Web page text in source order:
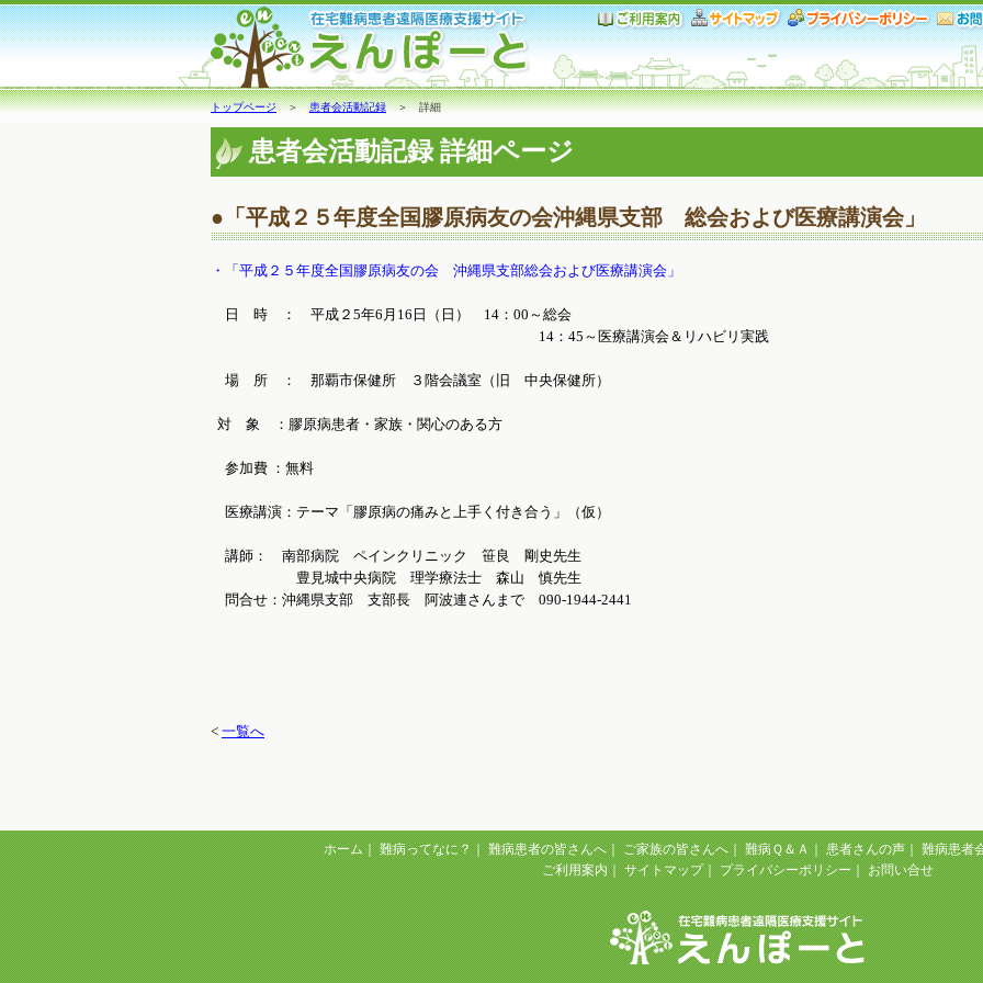
トップページ＞患者会活動記録＞ 詳細
患者会活動記録 詳細ページ
●「平成２５年度全国膠原病友の会沖縄県支部 総会および医療講演会」
・「平成２５年度全国膠原病友の会 沖縄県支部総会および医療講演会」
日 時 ： 平成２5年6月16日（日） 14：00～総会
14：45～医療講演会＆リハビリ実践
場 所 ： 那覇市保健所 ３階会議室（旧 中央保健所）
対 象 ：膠原病患者・家族・関心のある方
参加費 ：無料
医療講演：テーマ「膠原病の痛みと上手く付き合う」（仮）
講師： 南部病院 ペインクリニック 笹良 剛史先生
豊見城中央病院 理学療法士 森山 慎先生
問合せ：沖縄県支部 支部長 阿波連さんまで 090-1944-2441
< 一覧へ
ホーム｜ 難病ってなに？｜ 難病患者の皆さんへ｜ ご家族の皆さんへ｜ 難病Ｑ＆Ａ｜ 患者さんの声｜ 難病患者
ご利用案内｜ サイトマップ｜ プライバシーポリシー｜ お問い合せ